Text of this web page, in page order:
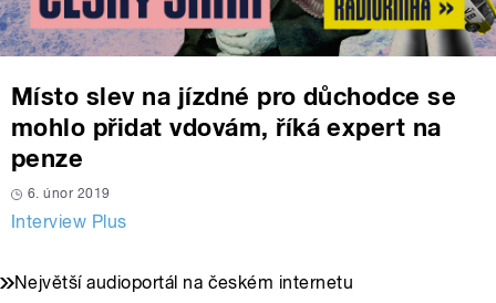
Místo slev na jízdné pro důchodce se
mohlo přidat vdovám, říká expert na
penze
6. únor 2019
Interview Plus
Největší audioportál na českém internetu